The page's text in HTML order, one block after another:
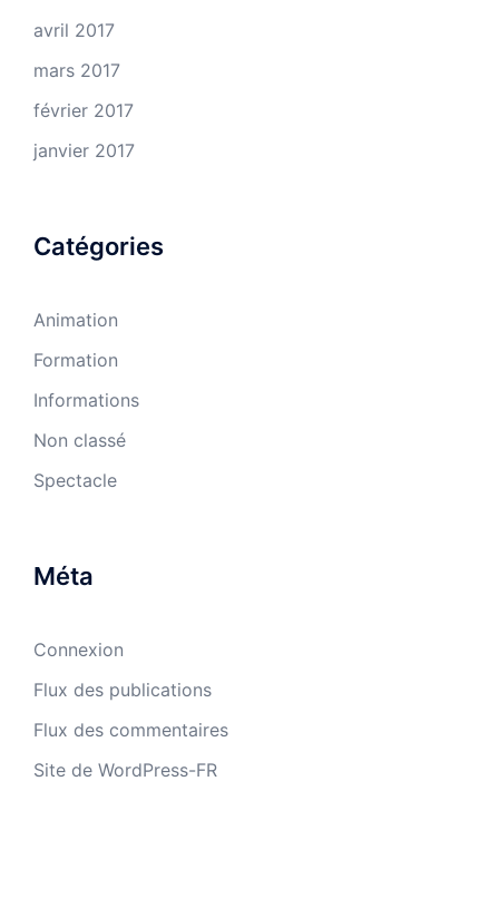
avril 2017
mars 2017
février 2017
janvier 2017
Catégories
Animation
Formation
Informations
Non classé
Spectacle
Méta
Connexion
Flux des publications
Flux des commentaires
Site de WordPress-FR